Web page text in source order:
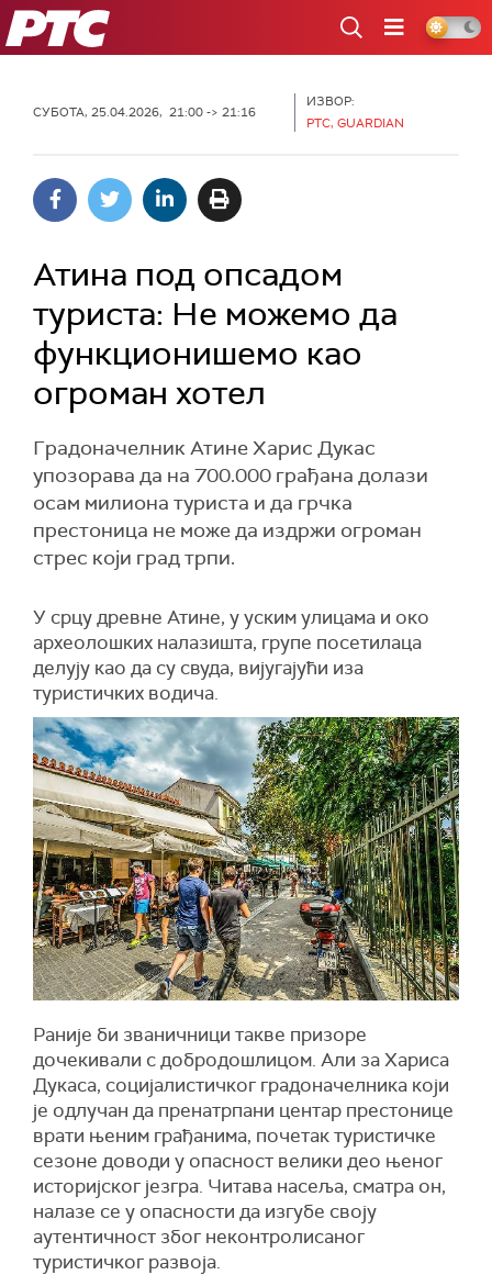
РТС
СУБОТА, 25.04.2026, 21:00 -> 21:16
ИЗВОР:
РТС, GUARDIAN
Атина под опсадом
туриста: Не можемо да
функционишемо као
огроман хотел
Градоначелник Атине Харис Дукас
упозорава да на 700.000 грађана долази
осам милиона туриста и да грчка
престоница не може да издржи огроман
стрес који град трпи.
У срцу древне Атине, у уским улицама и око
археолошких налазишта, групе посетилаца
делују као да су свуда, вијугајући иза
туристичких водича.
Раније би званичници такве призоре
дочекивали с добродошлицом. Али за Хариса
Дукаса, социјалистичког градоначелника који
је одлучан да пренатрпани центар престонице
врати њеним грађанима, почетак туристичке
сезоне доводи у опасност велики део њеног
историјског језгра. Читава насеља, сматра он,
налазе се у опасности да изгубе своју
аутентичност због неконтролисаног
туристичког развоја.